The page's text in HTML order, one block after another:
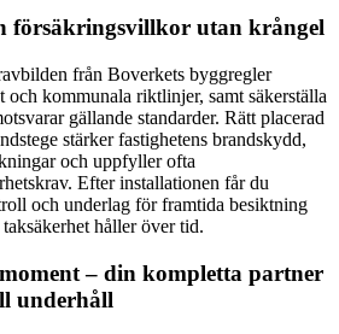
försäkringsvillkor utan krångel
från Boverkets byggregler
kommunala riktlinjer, samt säkerställa
gällande standarder. Rätt placerad
stärker fastighetens brandskydd,
och uppfyller ofta
Efter installationen får du
och underlag för framtida besiktning
håller över tid.
– din kompletta partner
underhåll